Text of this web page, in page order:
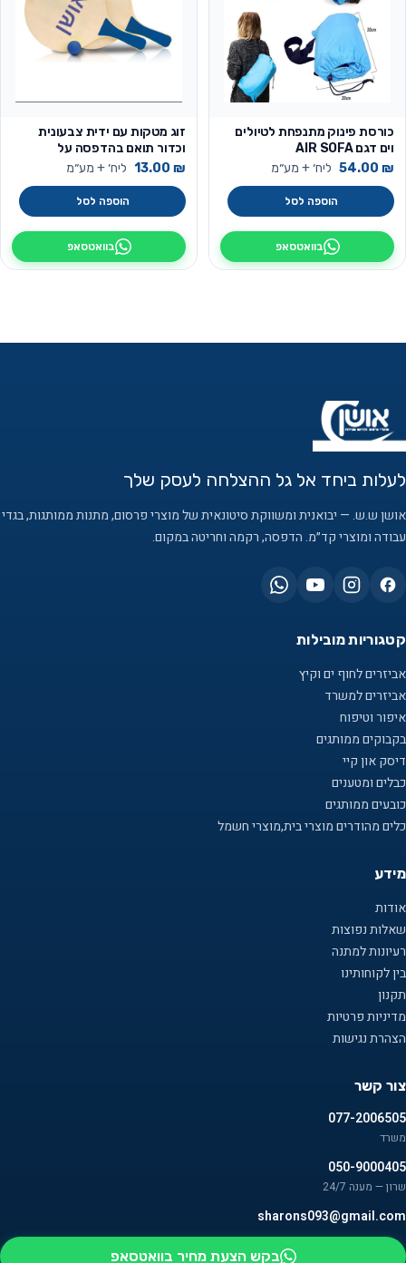
כורסת פינוק מתנפחת לטיולים
וים דגם AIR SOFA
54.00 ₪ ליח׳ + מע״מ
הוספה לסל
בוואטסאפ
זוג מטקות עם ידית צבעונית
וכדור תואם בהדפסה על
המטקות
13.00 ₪ ליח׳ + מע״מ
הוספה לסל
בוואטסאפ
לעלות ביחד אל גל ההצלחה לעסק שלך
אושן ש.ש. — יבואנית ומשווקת סיטונאית של מוצרי פרסום, מתנות ממותגות, בגדי
עבודה ומוצרי קד״מ. הדפסה, רקמה וחריטה במקום.
קטגוריות מובילות
אביזרים לחוף ים וקיץ
אביזרים למשרד
איפור וטיפוח
בקבוקים ממותגים
דיסק און קיי
כבלים ומטענים
כובעים ממותגים
כלים מהודרים מוצרי בית,מוצרי חשמל
מידע
אודות
שאלות נפוצות
רעיונות למתנה
בין לקוחותינו
תקנון
מדיניות פרטיות
הצהרת נגישות
צור קשר
077-2006505
משרד
050-9000405
שרון — מענה 24/7
sharons093@gmail.com
בקש הצעת מחיר בוואטסאפ